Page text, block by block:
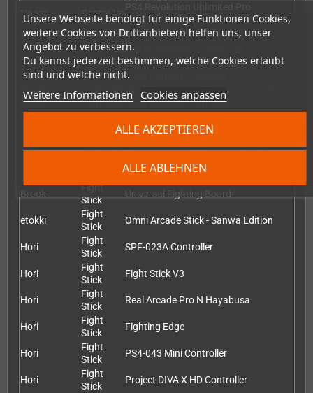
Unsere Webseite benötigt für einige Funktionen Cookies,
weitere Cookies von Drittanbietern helfen uns, unser
Angebot zu verbessern.
Du kannst jederzeit bestimmen, welche Cookies erlaubt
sind und welche nicht.
Weitere Informationen Cookies anpassen
ALLE ABLEHNEN
ALLE AKZEPTIEREN
Nacon
Controller
Controller
Nacon
ControllerRevolution Pro Controller
PDP
ControllerMortal Kombat X Fight Pad
PowerA
ControllerPS3 Wired Controller Air Flo
Razer
ControllerRaiju Gaming Controller
Razer
Controller
Raiju Tournament Edition Controller
Razer
ControllerRaiju Ultimate Controller
ControllerPS3 Controller
Sony
ControllerPS5 DualSense wireless controller
ControllerDualSense 3 Controller
Brook
Fight
Stick
Universal Fighting Board
etokki
Fight
Stick
Omni Arcade Stick - Sanwa Edition
Hori
Fight
Stick
SPF-023A Controller
Hori
Fight
Stick
Fight Stick V3
Hori
Fight
Stick
Real Arcade Pro N Hayabusa
Hori
Fight
Stick
Fighting Edge
Hori
Fight
Stick
PS4-043 Mini Controller
Hori
Fight
Stick
Project DIVA X HD Controller